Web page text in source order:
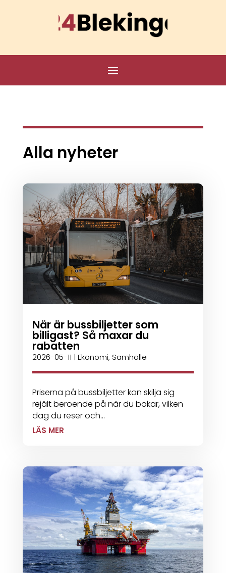
Alla nyheter
När är bussbiljetter som
billigast? Så maxar du
rabatten
2026-05-11 | Ekonomi, Samhälle
Priserna på bussbiljetter kan skilja sig
rejält beroende på när du bokar, vilken
dag du reser och...
LÄS MER